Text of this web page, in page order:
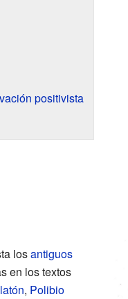
positivista
losantiguos
en los textos
, Polibio